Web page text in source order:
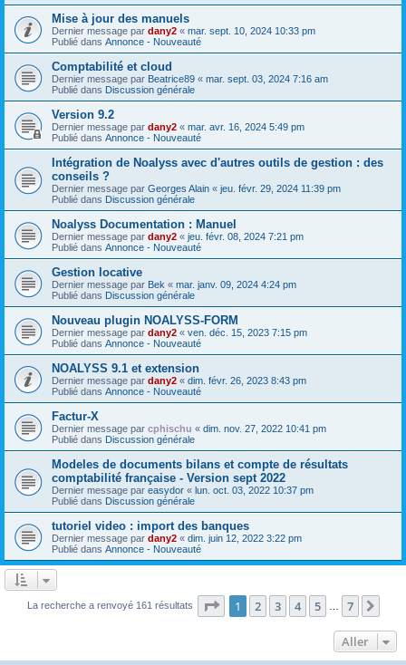
Mise à jour des manuels
Dernier message par dany2 « mar. sept. 10, 2024 10:33 pm
Publié dans Annonce - Nouveauté
Comptabilité et cloud
Dernier message par Beatrice89 « mar. sept. 03, 2024 7:16 am
Publié dans Discussion générale
Version 9.2
Dernier message par dany2 « mar. avr. 16, 2024 5:49 pm
Publié dans Annonce - Nouveauté
Intégration de Noalyss avec d'autres outils de gestion : des
conseils ?
Dernier message par Georges Alain « jeu. févr. 29, 2024 11:39 pm
Publié dans Discussion générale
Noalyss Documentation : Manuel
Dernier message par dany2 « jeu. févr. 08, 2024 7:21 pm
Publié dans Annonce - Nouveauté
Gestion locative
Dernier message par Bek « mar. janv. 09, 2024 4:24 pm
Publié dans Discussion générale
Nouveau plugin NOALYSS-FORM
Dernier message par dany2 « ven. déc. 15, 2023 7:15 pm
Publié dans Annonce - Nouveauté
NOALYSS 9.1 et extension
Dernier message par dany2 « dim. févr. 26, 2023 8:43 pm
Publié dans Annonce - Nouveauté
Factur-X
Dernier message par cphischu « dim. nov. 27, 2022 10:41 pm
Publié dans Discussion générale
Modeles de documents bilans et compte de résultats
comptabilité française - Version sept 2022
Dernier message par easydor « lun. oct. 03, 2022 10:37 pm
Publié dans Discussion générale
tutoriel video : import des banques
Dernier message par dany2 « dim. juin 12, 2022 3:22 pm
Publié dans Annonce - Nouveauté
La recherche a renvoyé 161 résultats Page 1sur7
1 2 3 4 5 7
Aller